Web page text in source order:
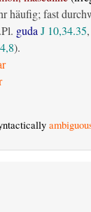
häufig; fast
guda J 10,34.35
).